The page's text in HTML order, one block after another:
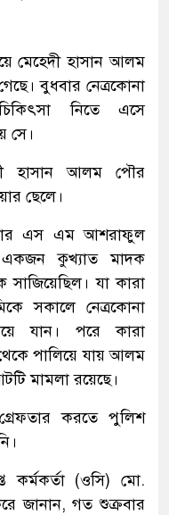
মেহেদী হাসান আলম
বুধবার নেত্রকোনা
নিতে এসে
সে।
হাসান আলম পৌর
ছেলে।
এস এম আশরাফুল
কুখ্যাত মাদক
যা কারা
সকালে নেত্রকোনা
যান। পরে কারা
থেকে পালিয়ে যায় আলম
মামলা রয়েছে।
করতে পুলিশ
কর্মকর্তা (ওসি) মো.
জানান, গত শুক্রবার